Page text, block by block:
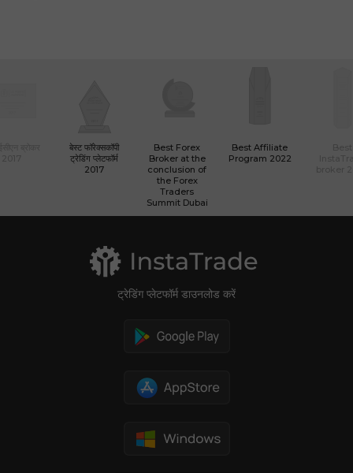
बेस्ट फॉरेक्सकॉपी
ट्रेडिंग प्लेटफॉर्म
2017
Best Forex
Broker at the
conclusion of
the Forex
Traders
Summit Dubai
Best Affiliate
Program 2022
ट्रेडिंग प्लेटफॉर्म डाउनलोड करें